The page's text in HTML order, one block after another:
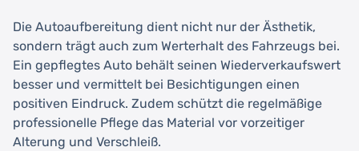
Die Autoaufbereitung dient nicht nur der Ästhetik,
sondern trägt auch zum Werterhalt des Fahrzeugs bei.
Ein gepflegtes Auto behält seinen Wiederverkaufswert
besser und vermittelt bei Besichtigungen einen
positiven Eindruck. Zudem schützt die regelmäßige
professionelle Pflege das Material vor vorzeitiger
Alterung und Verschleiß.